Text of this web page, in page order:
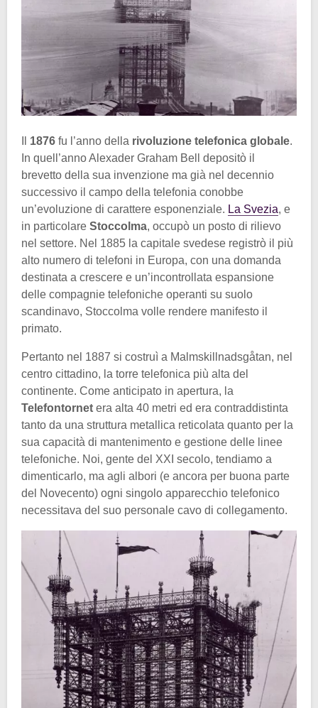
1876 fu l’anno della rivoluzione telefonica globale.
In quell’anno Alexader Graham Bell depositò il
brevetto della sua invenzione ma già nel decennio
successivo il campo della telefonia conobbe
un’evoluzione di carattere esponenziale. La Svezia, e
in particolare Stoccolma, occupò un posto di rilievo
nel settore. Nel 1885 la capitale svedese registrò il più
alto numero di telefoni in Europa, con una domanda
destinata a crescere e un’incontrollata espansione
delle compagnie telefoniche operanti su suolo
scandinavo, Stoccolma volle rendere manifesto il
primato.
Pertanto nel 1887 si costruì a Malmskillnadsgåtan, nel
centro cittadino, la torre telefonica più alta del
continente. Come anticipato in apertura, la
Telefontornet era alta 40 metri ed era contraddistinta
tanto da una struttura metallica reticolata quanto per la
sua capacità di mantenimento e gestione delle linee
telefoniche. Noi, gente del XXI secolo, tendiamo a
dimenticarlo, ma agli albori (e ancora per buona parte
del Novecento) ogni singolo apparecchio telefonico
necessitava del suo personale cavo di collegamento.